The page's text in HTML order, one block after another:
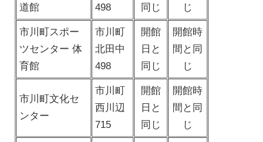
道館
498
同じ
じ
市川町スポー
ツセンター 体
育館
市川町
北田中
498
開館
日と
同じ
開館時
間と同
じ
市川町文化セ
ンター
市川町
西川辺
715
開館
日と
同じ
開館時
間と同
じ